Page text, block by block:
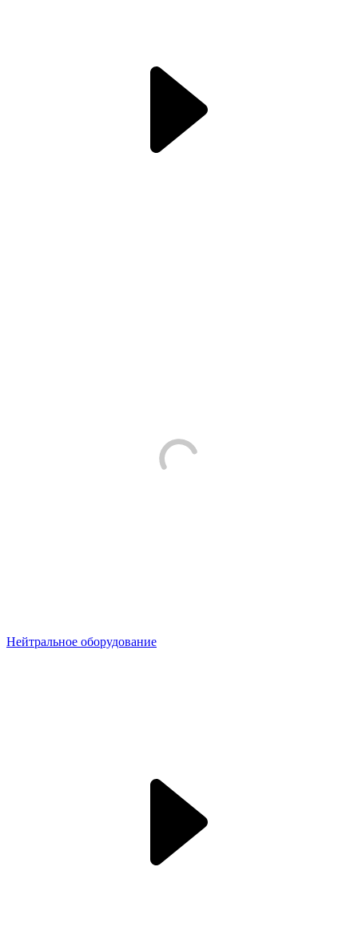
Нейтральное оборудование